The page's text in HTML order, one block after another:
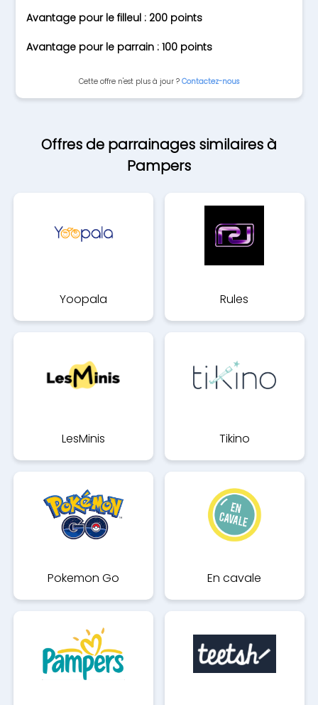
Avantage pour le filleul : 200 points
Avantage pour le parrain : 100 points
Cette offre n'est plus à jour ? Contactez-nous
Offres de parrainages similaires à
Pampers
Yoopala Rules
LesMinis Tikino
Pokemon Go En cavale